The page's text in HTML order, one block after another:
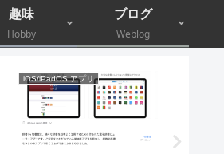
趣味
Hobby
ブログ
Weblog
iOS/iPadOS アプリ